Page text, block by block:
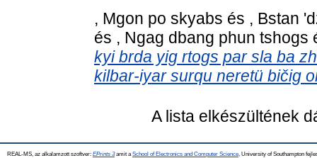
, Mgon po skyabs és , Bstan
és , Ngag dbang phun tshogs
kyi brda yig rtogs par sla ba
kilbar-iyar surqu neretü bičig
A lista elkészültének
REAL-MS, az alkalamzott szoftver: EPrints 3amit a School of Electronics and Computer Science , University of Southampton